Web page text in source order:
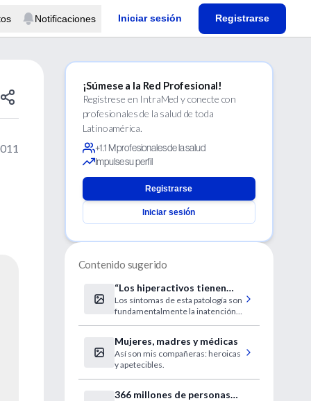
Notificaciones Iniciar sesión Registrarse
¡Súmese a la Red Profesional!
Regístrese en IntraMed y conecte con
profesionales de la salud de toda
Latinoamérica.
+1.1 M profesionales de la salud
Impulse su perfil
Registrarse
Iniciar sesión
Contenido sugerido
“Los hiperactivos tienen
dificultad para vivir el
presente”
Los síntomas de esta patología son
fundamentalmente la inatención y
Mujeres, madres y médicas
Así son mis compañeras: heroicas
y apetecibles.
366 millones de personas